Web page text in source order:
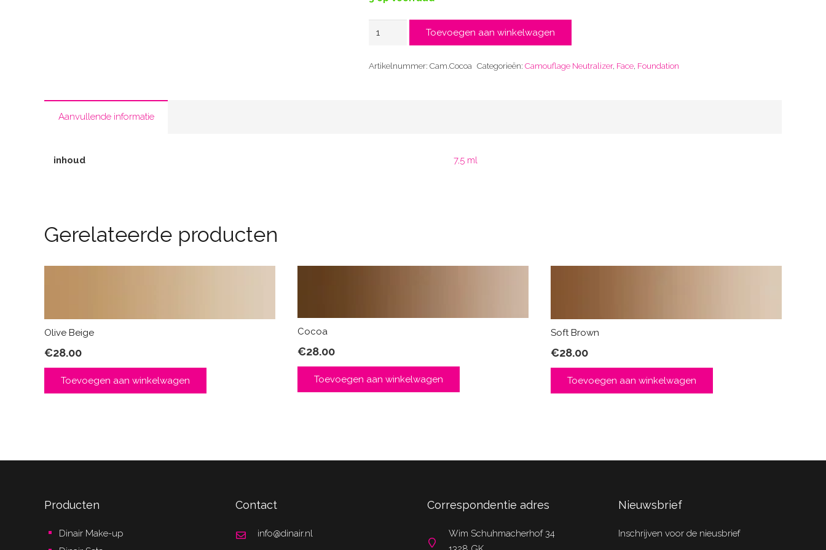
Toevoegen aan winkelwagen
Artikelnummer: Cam.Cocoa Categorieën: Camouflage Neutralizer, Face, Foundation
Aanvullende informatie
inhoud 7,5 ml
Gerelateerde producten
Olive Beige
€28.00
Toevoegen aan winkelwagen
Cocoa
€28.00
Toevoegen aan winkelwagen
Soft Brown
€28.00
Toevoegen aan winkelwagen
Producten
Dinair Make-up
Contact
info@dinair.nl
Correspondentie adres
Wim Schuhmacherhof 34
Nieuwsbrief
Inschrijven voor de nieusbrief